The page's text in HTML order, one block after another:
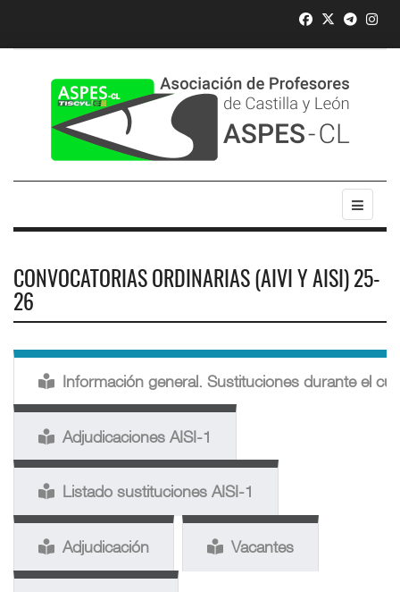
CONVOCATORIAS ORDINARIAS (AIVI Y AISI) 25-
26
Información general. Sustituciones durante el
Adjudicaciones AISI-1
Listado sustituciones AISI-1
Adjudicación Vacantes